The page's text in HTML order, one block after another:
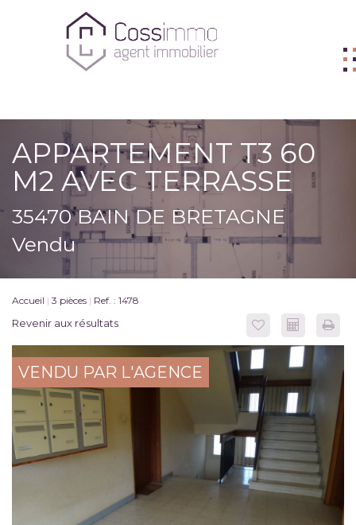
ACHETER
VENDRE
BIENS VENDUS
LOUER
APPARTEMENT T3 60
M2 AVEC TERRASSE
35470 BAIN DE BRETAGNE
Vendu
Accueil 3 pièces Ref. : 1478
Revenir aux résultats
VENDU PAR L'AGENCE